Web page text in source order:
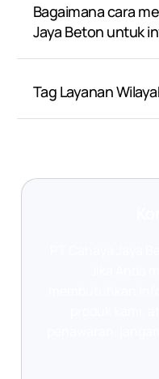
Bagaimana cara
Jaya Beton untuk
Tag Layanan